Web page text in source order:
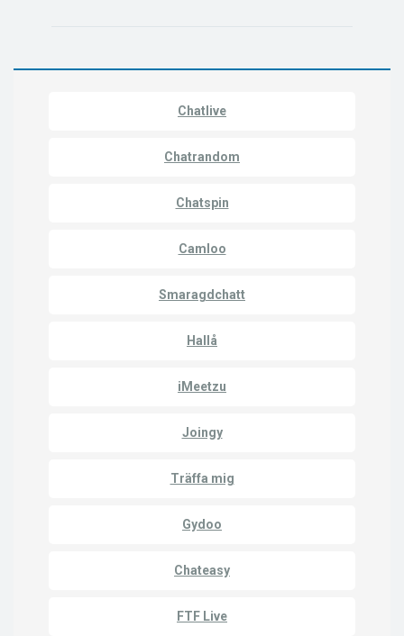
Chatlive
Chatrandom
Chatspin
Camloo
Smaragdchatt
Hallå
iMeetzu
Joingy
Träffa mig
Gydoo
Chateasy
FTF Live